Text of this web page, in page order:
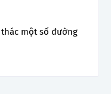
một số đường